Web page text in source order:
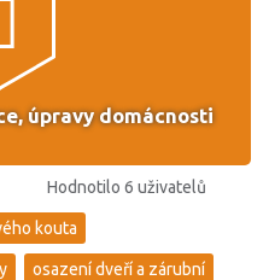
úpravy domácnosti
Hodnotilo 6 uživatelů
kouta
osazení dveří a zárubní